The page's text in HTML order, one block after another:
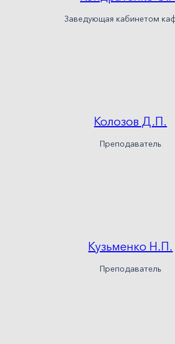
Заведующая кабинетом
Колозов Д.П.
Преподаватель
Кузьменко Н.П.
Преподаватель